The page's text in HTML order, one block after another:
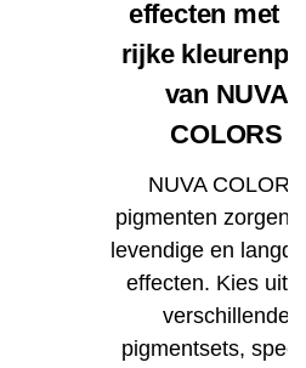
effecten met
rijke
van NUVA
COLORS
NUVA COLORS
pigmenten zorgen
levendige en
effecten. Kies uit
verschillende
pigmentsets,